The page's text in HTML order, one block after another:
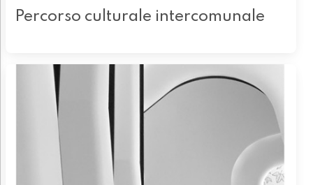
Percorso culturale intercomunale